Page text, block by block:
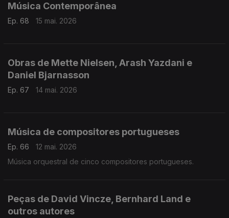
Música Contemporânea
Ep. 68 15 mai. 2026
Obras de Mette Nielsen, Arash Yazdani e
Daniel Bjarnasson
Ep. 67 14 mai. 2026
Música de compositores portugueses
Ep. 66
12 mai. 2026
Música orquestral de cinco compositores portugueses.
Peças de David Vincze, Bernhard Land e
outros autores